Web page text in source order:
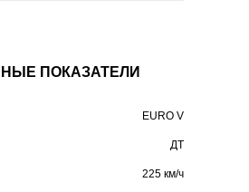
ПОКАЗАТЕЛИ
EURO V
ДТ
225 км/ч